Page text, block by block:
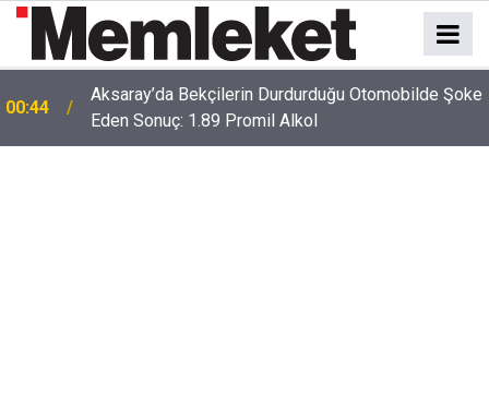
00:41 Polatlı-Haymana-Konya hattı bölünmüş yol oluyor